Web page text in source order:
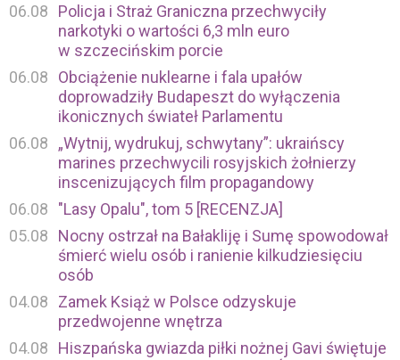
06.08
Policja i Straż Graniczna przechwyciły
narkotyki o wartości 6,3 mln euro
w szczecińskim porcie
06.08
Obciążenie nuklearne i fala upałów
doprowadziły Budapeszt do wyłączenia
ikonicznych świateł Parlamentu
06.08
„Wytnij, wydrukuj, schwytany”: ukraińscy
marines przechwycili rosyjskich żołnierzy
inscenizujących film propagandowy
06.08
"Lasy Opalu", tom 5 [RECENZJA]
05.08
Nocny ostrzał na Bałakliję i Sumę spowodował
śmierć wielu osób i ranienie kilkudziesięciu
osób
04.08
Zamek Książ w Polsce odzyskuje
przedwojenne wnętrza
04.08
Hiszpańska gwiazda piłki nożnej Gavi świętuje